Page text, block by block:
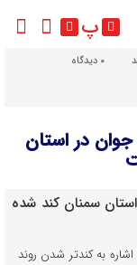
پ
دیدگاه
در استان
به کندتر شدن روند